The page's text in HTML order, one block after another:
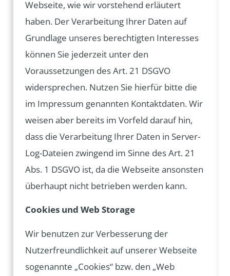
Webseite, wie wir vorstehend erläutert
haben. Der Verarbeitung Ihrer Daten auf
Grundlage unseres berechtigten Interesses
können Sie jederzeit unter den
Voraussetzungen des Art. 21 DSGVO
widersprechen. Nutzen Sie hierfür bitte die
im Impressum genannten Kontaktdaten. Wir
weisen aber bereits im Vorfeld darauf hin,
dass die Verarbeitung Ihrer Daten in Server-
Log-Dateien zwingend im Sinne des Art. 21
Abs. 1 DSGVO ist, da die Webseite ansonsten
überhaupt nicht betrieben werden kann.
Cookies und Web Storage
Wir benutzen zur Verbesserung der
Nutzerfreundlichkeit auf unserer Webseite
sogenannte „Cookies“ bzw. den „Web